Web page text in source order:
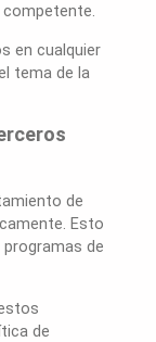
en cualquier
tema de la
de
Esto
de
de